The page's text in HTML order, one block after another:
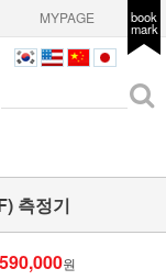
MYPAGE book
mark
측정기
590,000원